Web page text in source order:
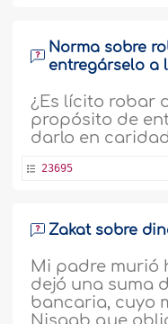
Norma sobre
entregárselo a
¿Es lícito robar
propósito de
darlo en
23695
Zakat sobre
Mi padre murió
dejó una suma
bancaria, cuyo